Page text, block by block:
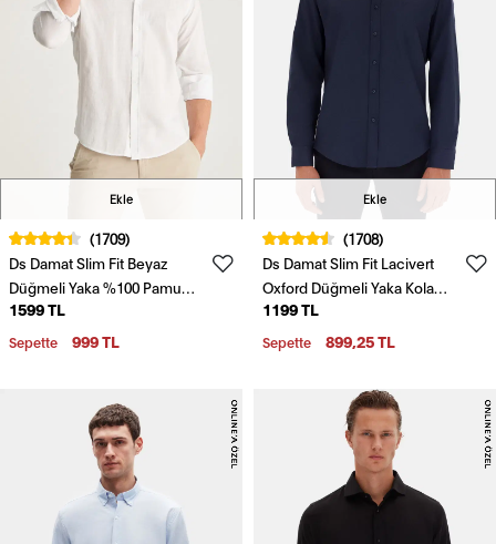
Ekle
(1709)
Ds Damat Slim Fit Beyaz
Düğmeli Yaka %100 Pamuk
Yazlık Flamlı Keten
Görünümlü Gömlek
1599 TL
Sepette 999 TL
Ekle
(1708)
Ds Damat Slim Fit Lacivert
Oxford Düğmeli Yaka Kolay
Ütülenebilir Nakış Detaylı
Pamuklu Gömlek
1199 TL
Sepette 899,25 TL